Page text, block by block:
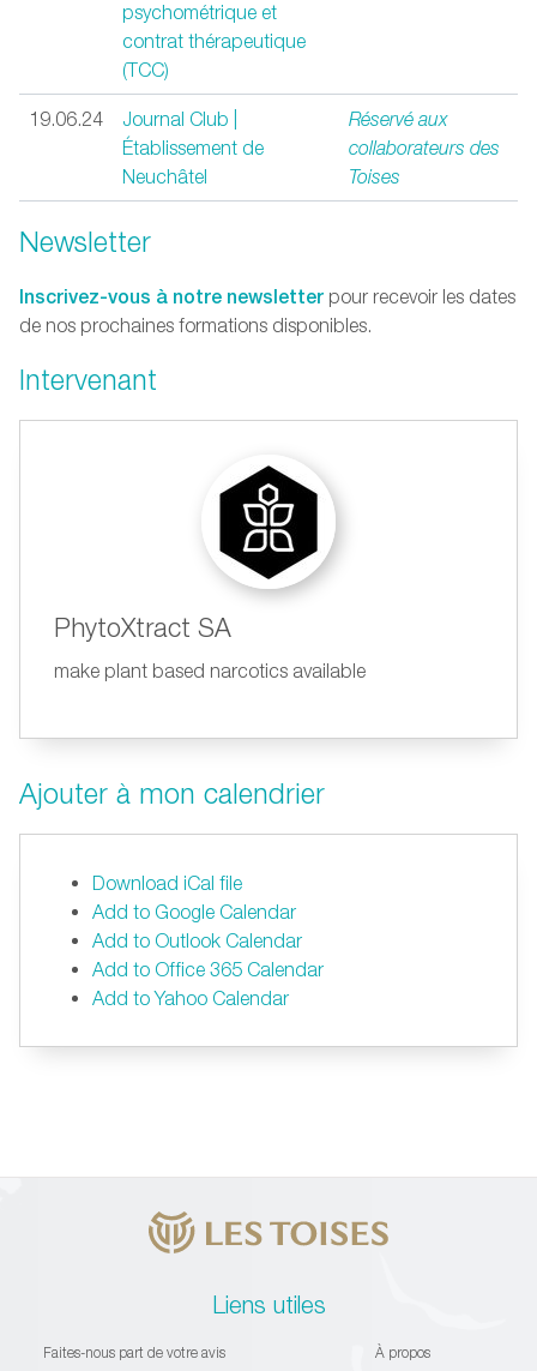
psychométrique et
contrat thérapeutique
(TCC)
19.06.24
Journal Club |
Établissement de
Neuchâtel
Réservé aux
collaborateurs des
Toises
Newsletter
Inscrivez-vous à notre newsletter pour recevoir les dates
de nos prochaines formations disponibles.
Intervenant
PhytoXtract SA
make plant based narcotics available
Ajouter à mon calendrier
Download iCal file
Add to Google Calendar
Add to Outlook Calendar
Add to Office 365 Calendar
Add to Yahoo Calendar
Liens utiles
Faites-nous part de votre avis À propos